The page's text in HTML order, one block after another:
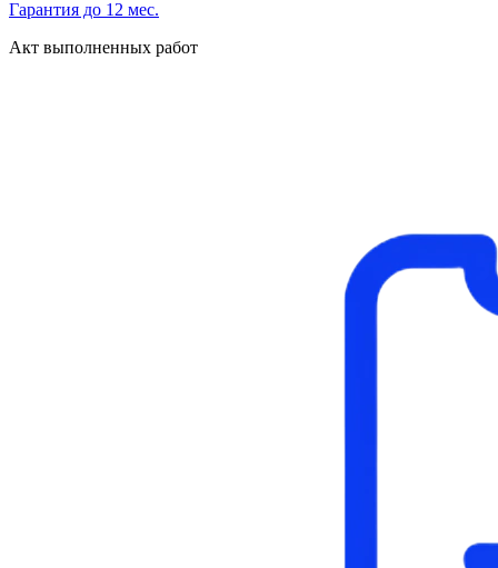
Гарантия до 12 мес.
Акт выполненных работ